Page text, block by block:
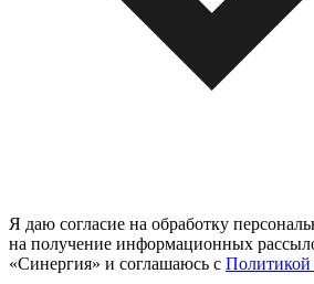
Я даю согласие на обработку
на получение информационных
«Синергия» и соглашаюсь c Политикой